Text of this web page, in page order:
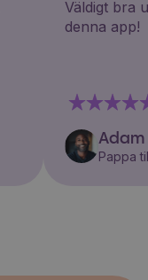
Väldigt bra
denna app!
Adam
Pappa